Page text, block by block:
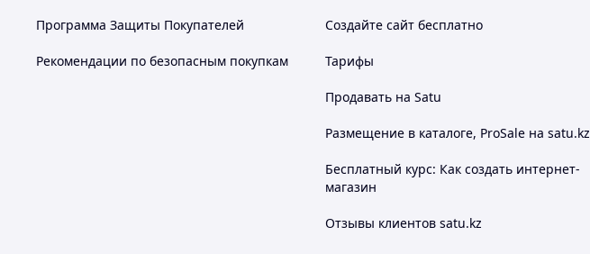
Программа Защиты Покупателей
Рекомендации по безопасным покупкам
Создайте сайт бесплатно
Тарифы
Продавать на Satu
Размещение в каталоге, ProSale на satu.kz
Бесплатный курс: Как создать интернет-
магазин
Отзывы клиентов satu.kz